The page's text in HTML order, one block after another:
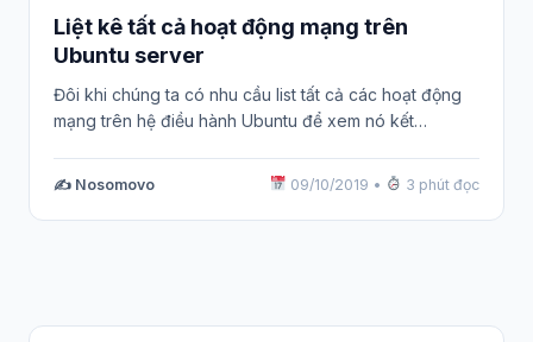
Liệt kê tất cả hoạt động mạng trên
Ubuntu server
Đôi khi chúng ta có nhu cầu list tất cả các hoạt động
mạng trên hệ điều hành Ubuntu để xem nó kết…
✍️ Nosomovo 09/10/2019 • 3 phút đọc